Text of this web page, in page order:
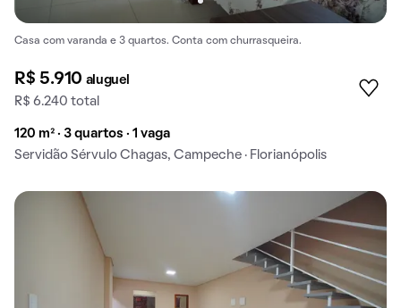
Casa com varanda e 3 quartos. Conta com churrasqueira.
R$ 5.910 aluguel
R$ 6.240 total
120 m² · 3 quartos · 1 vaga
Servidão Sérvulo Chagas, Campeche · Florianópolis